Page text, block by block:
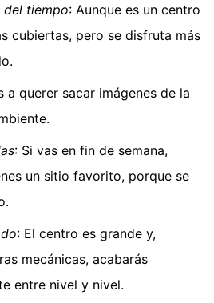
del tiempo: Aunque es un centro
cubiertas, pero se disfruta más
a querer sacar imágenes de la
: Si vas en fin de semana,
un sitio favorito, porque se
: El centro es grande y,
mecánicas, acabarás
entre nivel y nivel.